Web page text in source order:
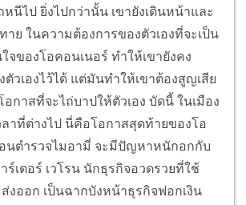
นีไป ยิ่งไปกว่านั้น เขายังเดินหน้าและ
ย ในความต้องการของตัวเองที่จะเป็น
จของโอคอนเนอร์ ทำให้เขายังคง
วเองไว้ได้ แต่มันทำให้เขาต้องสูญเสีย
อกาสที่จะไถ่บาปให้ตัวเอง บัดนี้ ในเมือง
ลาที่ต่างไป นี่คือโอกาสสุดท้ายของโอ
นตำรวจไมอามี่ จะมีปัญหาหนักอกกับ
ร์เตอร์ เวโรน นักธุรกิจอวดรวยที่ใช้
งออก เป็นฉากบังหน้าธุรกิจฟอกเงิน